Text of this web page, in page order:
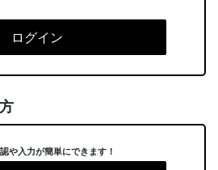
ログイン
や入力が簡単にできます！